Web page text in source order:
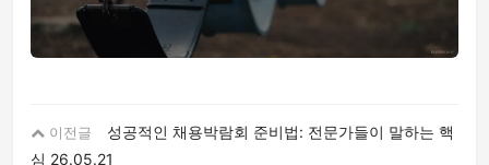
이전글
성공적인 채용박람회 준비법: 전문가들이 말하는 핵
심 26.05.21